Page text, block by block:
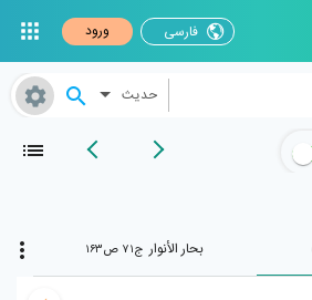
فارسی ورود
حدیث
بحار الأنوار ج۷۱ ص۱۶۳